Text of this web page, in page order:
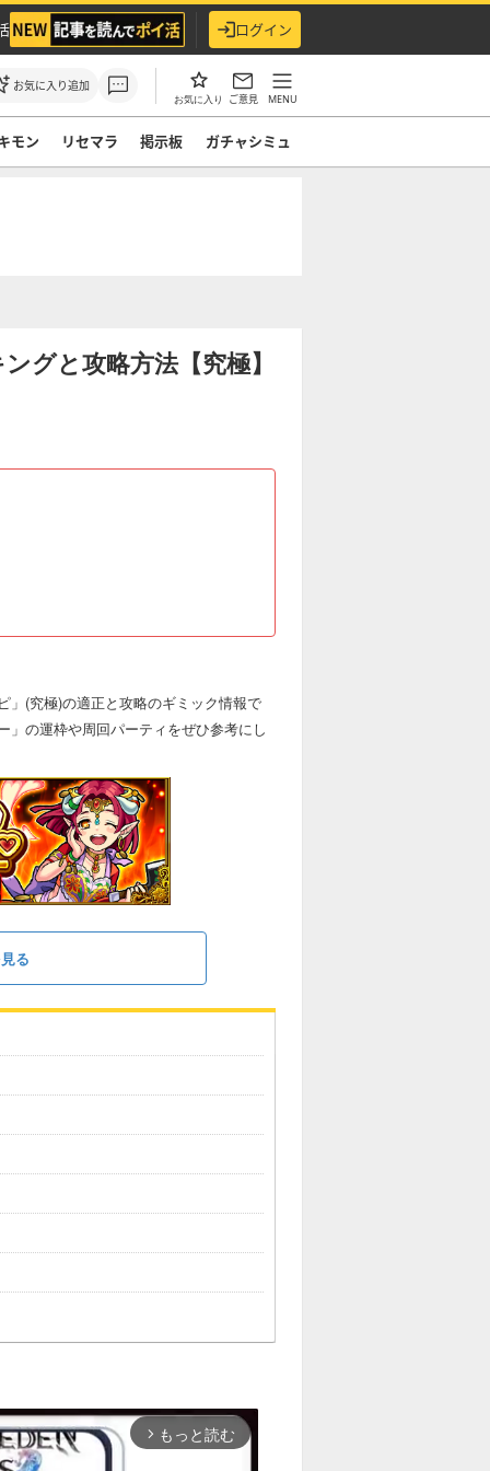
ログイン
お気に入り追加
お気に入り ご意見 MENU
モン リセマラ 掲示板 ガチャシミュ
グと攻略方法【究極】
」(究極)の適正と攻略のギミック情報で
」の運枠や周回パーティをぜひ参考にし
る
arrow_forward_ios もっと読む